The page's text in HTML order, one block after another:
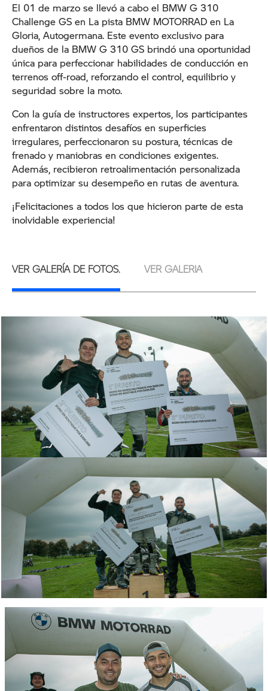
El 01 de marzo se llevó a cabo el BMW G 310
Challenge GS en La pista BMW MOTORRAD en La
Gloria, Autogermana. Este evento exclusivo para
dueños de la BMW G 310 GS brindó una oportunidad
única para perfeccionar habilidades de conducción en
terrenos off-road, reforzando el control, equilibrio y
seguridad sobre la moto.
Con la guía de instructores expertos, los participantes
enfrentaron distintos desafíos en superficies
irregulares, perfeccionaron su postura, técnicas de
frenado y maniobras en condiciones exigentes.
Además, recibieron retroalimentación personalizada
para optimizar su desempeño en rutas de aventura.
¡Felicitaciones a todos los que hicieron parte de esta
inolvidable experiencia!
VER GALERÍA DE FOTOS. VER GALERIA